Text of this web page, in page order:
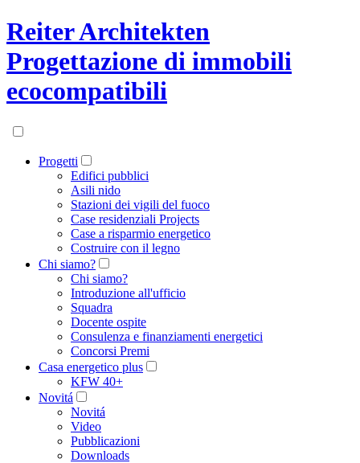
Reiter Architekten
Progettazione di immobili
ecocompatibili
Progetti
Edifici pubblici
Asili nido
Stazioni dei vigili del fuoco
Case residenziali Projects
Case a risparmio energetico
Costruire con il legno
Chi siamo?
Chi siamo?
Introduzione all'ufficio
Squadra
Docente ospite
Consulenza e finanziamenti energetici
Concorsi Premi
Casa energetico plus
KFW 40+
Novitá
Novitá
Video
Pubblicazioni
Downloads